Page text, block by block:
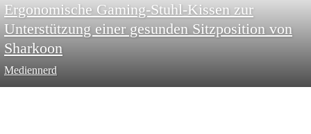
Ergonomische Gaming-Stuhl-Kissen zur
Unterstützung einer gesunden Sitzposition von
Sharkoon
Mediennerd